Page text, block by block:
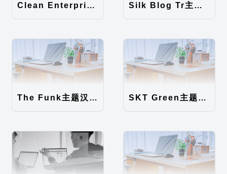
Clean Enterprise主题汉化包 Silk Blog Tr主题汉化包
The Funk主题汉化包 SKT Green主题汉化包